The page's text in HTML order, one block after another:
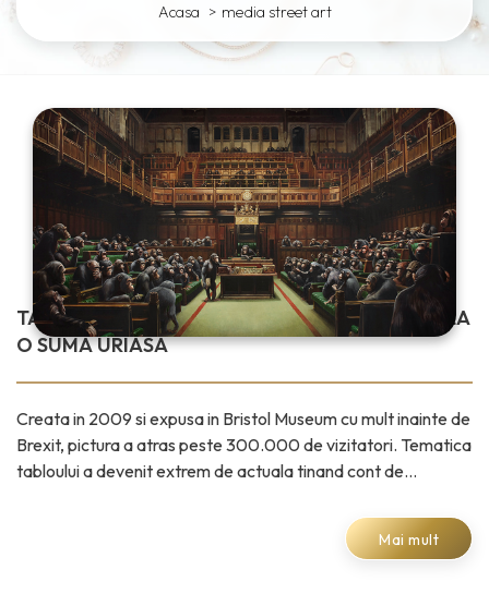
Acasa media street art
TABLOU MODERN CONTROVERSAT, EVALUAT LA
O SUMA URIASA
Creata in 2009 si expusa in Bristol Museum cu mult inainte de
Brexit, pictura a atras peste 300.000 de vizitatori. Tematica
tabloului a devenit extrem de actuala tinand cont de
Mai mult